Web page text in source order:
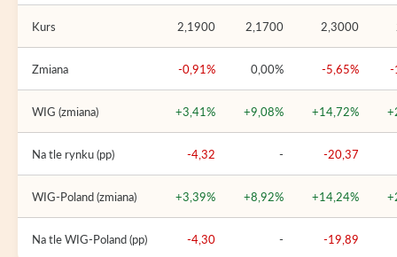
Kurs 2,1900 2,1700 2,3000
Zmiana -0,91% 0,00% -5,65% -
WIG (zmiana) +3,41% +9,08% +14,72%
Na tle rynku (pp) -4,32 - -20,37
WIG-Poland (zmiana) +3,39% +8,92% +14,24%
Na tle WIG-Poland (pp) -4,30 - -19,89